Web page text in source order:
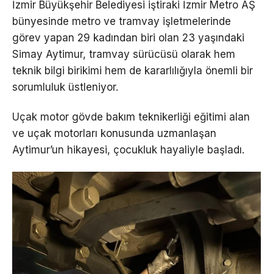
İzmir Büyükşehir Belediyesi iştiraki İzmir Metro AŞ
bünyesinde metro ve tramvay işletmelerinde
görev yapan 29 kadından biri olan 23 yaşındaki
Simay Aytimur, tramvay sürücüsü olarak hem
teknik bilgi birikimi hem de kararlılığıyla önemli bir
sorumluluk üstleniyor.
Uçak motor gövde bakım teknikerliği eğitimi alan
ve uçak motorları konusunda uzmanlaşan
Aytimur’un hikayesi, çocukluk hayaliyle başladı.